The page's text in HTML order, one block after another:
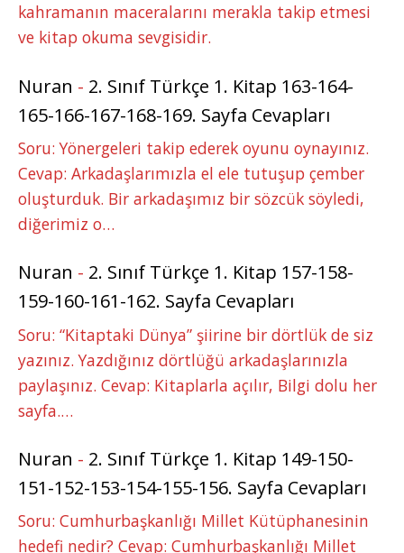
kahramanın maceralarını merakla takip etmesi
ve kitap okuma sevgisidir.
Nuran - 2. Sınıf Türkçe 1. Kitap 163-164-
165-166-167-168-169. Sayfa Cevapları
Soru: Yönergeleri takip ederek oyunu oynayınız.
Cevap: Arkadaşlarımızla el ele tutuşup çember
oluşturduk. Bir arkadaşımız bir sözcük söyledi,
diğerimiz o…
Nuran - 2. Sınıf Türkçe 1. Kitap 157-158-
159-160-161-162. Sayfa Cevapları
Soru: “Kitaptaki Dünya” şiirine bir dörtlük de siz
yazınız. Yazdığınız dörtlüğü arkadaşlarınızla
paylaşınız. Cevap: Kitaplarla açılır, Bilgi dolu her
sayfa.…
Nuran - 2. Sınıf Türkçe 1. Kitap 149-150-
151-152-153-154-155-156. Sayfa Cevapları
Soru: Cumhurbaşkanlığı Millet Kütüphanesinin
hedefi nedir? Cevap: Cumhurbaşkanlığı Millet